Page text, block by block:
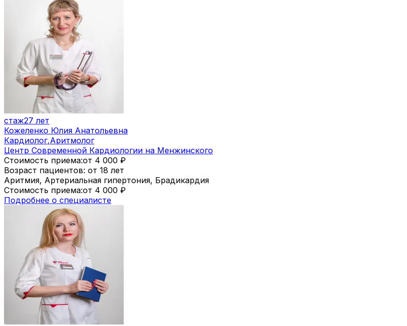
стаж27 лет
Кожеленко Юлия Анатольевна
Кардиолог,Аритмолог
Центр Современной Кардиологии на Менжинского
Стоимость приема:от 4 000 ₽
Возраст пациентов: от 18 лет
Аритмия, Артериальная гипертония, Брадикардия
Стоимость приема:от 4 000 ₽
Подробнее о специалисте